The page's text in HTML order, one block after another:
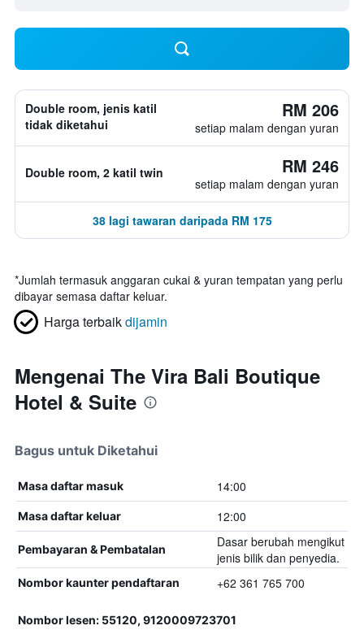
Double room, jenis katil
tidak diketahui
RM 206
setiap malam dengan yuran
Double room, 2 katil twin RM 246
setiap malam dengan yuran
38 lagi tawaran daripada RM 175
*Jumlah termasuk anggaran cukai & yuran tempatan yang perlu
dibayar semasa daftar keluar.
Harga terbaikdijamin
Mengenai The Vira Bali Boutique
Hotel & Suite
Bagus untuk Diketahui
Masa daftar masuk 14:00
Masa daftar keluar 12:00
Pembayaran & Pembatalan
Dasar berubah mengikut
jenis bilik dan penyedia.
Nombor kaunter pendaftaran +62 361 765 700
Nombor lesen: 55120, 9120009723701